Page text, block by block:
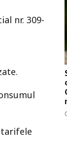
nr. 309-
tarifele